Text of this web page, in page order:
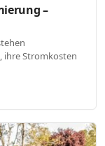
–
ihre Stromkosten